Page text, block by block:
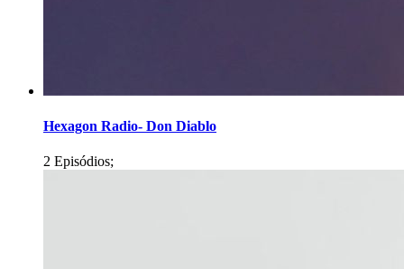
Hexagon Radio- Don Diablo
2 Episódios;